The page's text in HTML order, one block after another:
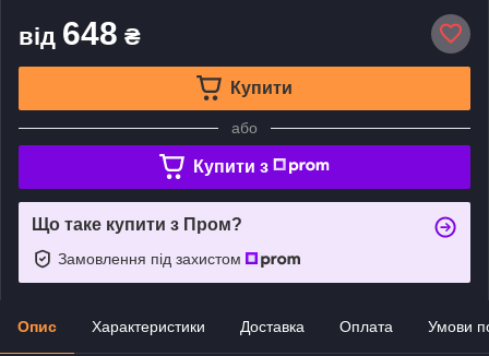
від 648 ₴
Купити
або
Купити з
Що таке купити з Пром?
Замовлення під захистом
Опис Характеристики Доставка Оплата Умови